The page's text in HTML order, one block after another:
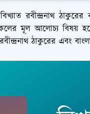
রবীন্দ্রনাথ
মূল আলোচ্য বিষয়
ঠাকুরের এবং